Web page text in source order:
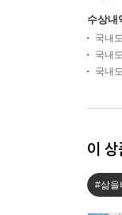
수상내
국내
국내
국내
이
#삶을